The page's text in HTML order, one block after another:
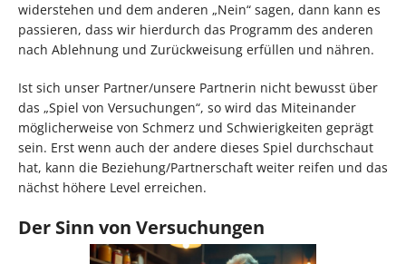
widerstehen und dem anderen „Nein“ sagen, dann kann es
passieren, dass wir hierdurch das Programm des anderen
nach Ablehnung und Zurückweisung erfüllen und nähren.
Ist sich unser Partner/unsere Partnerin nicht bewusst über
das „Spiel von Versuchungen“, so wird das Miteinander
möglicherweise von Schmerz und Schwierigkeiten geprägt
sein. Erst wenn auch der andere dieses Spiel durchschaut
hat, kann die Beziehung/Partnerschaft weiter reifen und das
nächst höhere Level erreichen.
Der Sinn von Versuchungen